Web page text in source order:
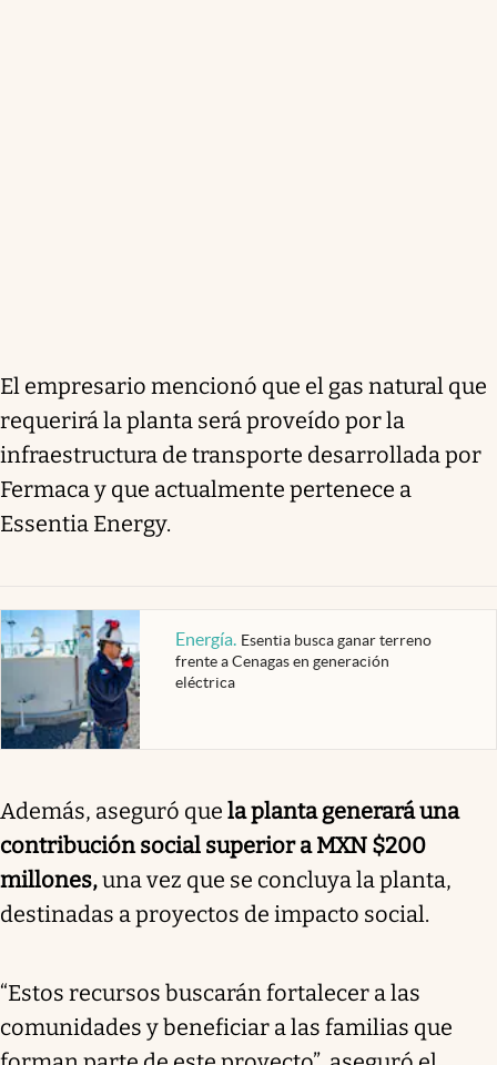
El empresario mencionó que el gas natural que
requerirá la planta será proveído por la
infraestructura de transporte desarrollada por
Fermaca y que actualmente pertenece a
Essentia Energy.
Energía. Esentia busca ganar terreno
frente a Cenagas en generación
eléctrica
Además, aseguró que la planta generará una
contribución social superior a MXN $200
millones,una vez que se concluya la planta,
destinadas a proyectos de impacto social.
“Estos recursos buscarán fortalecer a las
comunidades y beneficiar a las familias que